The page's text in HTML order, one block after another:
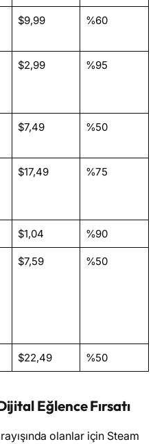
$9,99 %60
$2,99 %95
$7,49 %50
$17,49 %75
$1,04 %90
$7,59 %50
$22,49 %50
Eğlence Fırsatı
olanlar için Steam